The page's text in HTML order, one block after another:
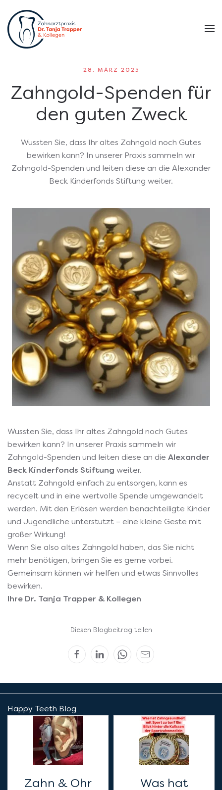
Zum Hauptinhalt springen
28. MÄRZ 2025
Zahngold-Spenden für
den guten Zweck
Wussten Sie, dass Ihr altes Zahngold noch Gutes
bewirken kann? In unserer Praxis sammeln wir
Zahngold-Spenden und leiten diese an die Alexander
Beck Kinderfonds Stiftung weiter.
Wussten Sie, dass Ihr altes Zahngold noch Gutes
bewirken kann? In unserer Praxis sammeln wir
Zahngold-Spenden und leiten diese an die Alexander
Beck Kinderfonds Stiftung weiter.
Anstatt Zahngold einfach zu entsorgen, kann es
recycelt und in eine wertvolle Spende umgewandelt
werden. Mit den Erlösen werden benachteiligte Kinder
und Jugendliche unterstützt – eine kleine Geste mit
großer Wirkung!
Wenn Sie also altes Zahngold haben, das Sie nicht
mehr benötigen, bringen Sie es gerne vorbei.
Gemeinsam können wir helfen und etwas Sinnvolles
bewirken.
Ihre Dr. Tanja Trapper & Kollegen
Diesen Blogbeitrag teilen
Happy Teeth Blog
Zahn & Ohr
Was hat